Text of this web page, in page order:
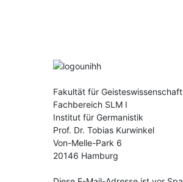
Fakultät für
Fachbereich SLM I
Institut für Germanistik
Prof. Dr. Tobias Kurwinkel
Von-Melle-Park 6
20146 Hamburg